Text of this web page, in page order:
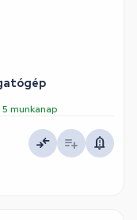
munkanap